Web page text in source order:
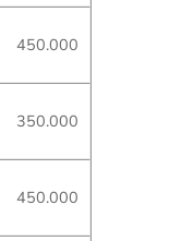
450.000
350.000
450.000